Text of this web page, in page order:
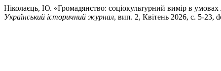
Ніколаєць, Ю. «Громадянство: соціокультурний вимір в
Український історичний журнал, вип. 2, Квітень 2026, с. 5-23,